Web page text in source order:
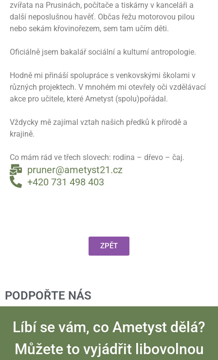
zvířata na Prusinách, počítače a tiskárny v kanceláři a
další neposlušnou havěť. Občas řežu motorovou pilou
nebo sekám křovinořezem, sem tam učím děti.
Oficiálně jsem bakalář sociální a kulturní antropologie.
Hodně mi přináší spolupráce s venkovskými školami v
různých projektech. V mnohém mi otevřely oči vzdělávací
akce pro učitele, které Ametyst (spolu)pořádal.
Vždycky mě zajímal vztah našich předků k přírodě a
krajině.
Co mám rád ve třech slovech: rodina – dřevo – čaj.
pruner@ametyst21.cz
+420 731 498 403
ZPĚT
PODPOŘTE NÁS
Líbí se vám, co Ametyst dělá?
Můžete to vyjádřit libovolnou